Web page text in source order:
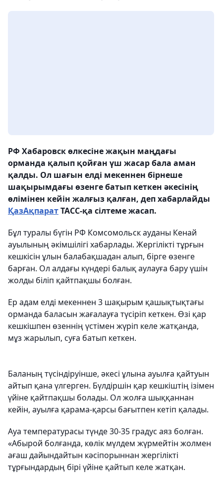
РФ Хабаровск өлкесіне жақын маңдағы
орманда қалып қойған үш жасар бала аман
қалды. Ол шағын елді мекеннен бірнеше
шақырымдағы өзенге батып кеткен әкесінің
өлімінен кейін жалғыз қалған, деп хабарлайды
ҚазАқпаратТАСС-қа сілтеме жасап.
Бұл туралы бүгін РФ Комсомольск ауданы Кенай
ауылының әкімшілігі хабарлады. Жергілікті тұрғын
кешкісін ұлын балабақшадан алып, бірге өзенге
барған. Ол алдағы күндері балық аулауға бару үшін
жолды біліп қайтпақшы болған.
Ер адам елді мекеннен 3 шақырым қашықтықтағы
орманда баласын жағалауға түсіріп кеткен. Өзі қар
кешкішпен өзеннің үстімен жүріп келе жатқанда,
мұз жарылып, суға батып кеткен.
Баланың түсіндіруінше, әкесі ұлына ауылға қайтуын
айтып қана үлгерген. Бүлдіршін қар кешкіштің ізімен
үйіне қайтпақшы болады. Ол жолға шыққаннан
кейін, ауылға қарама-қарсы бағытпен кетіп қалады.
Ауа температурасы түнде 30-35 градус аяз болған.
«Абырой болғанда, көлік мүлдем жүрмейтін жолмен
ағаш дайындайтын кәсіпорыннан жергілікті
тұрғындардың бірі үйіне қайтып келе жатқан.